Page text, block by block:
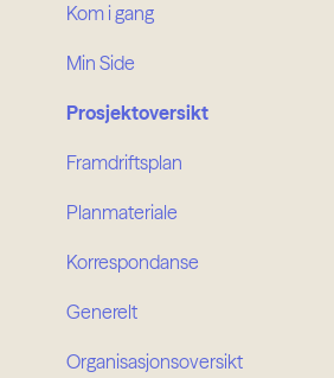
Kom i gang
Min Side
Prosjektoversikt
Framdriftsplan
Planmateriale
Korrespondanse
Generelt
Organisasjonsoversikt